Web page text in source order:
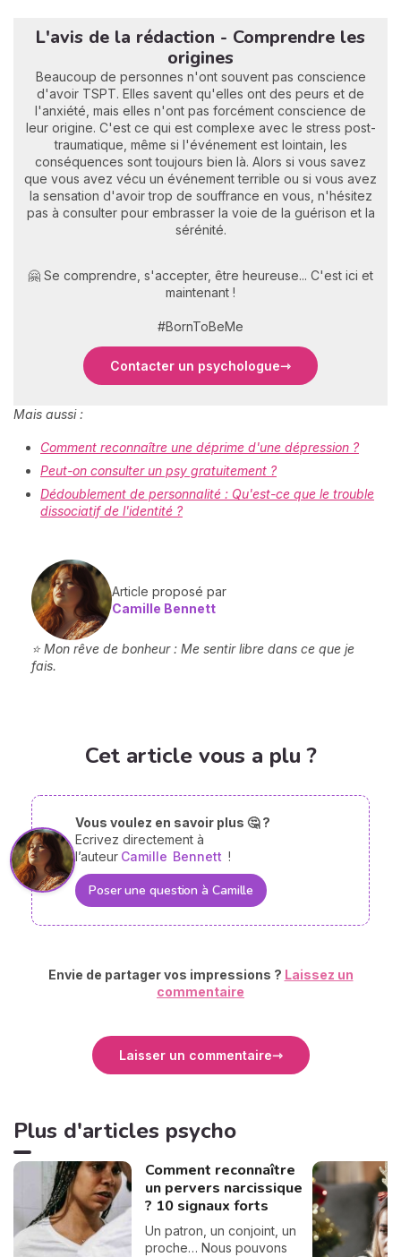
L'avis de la rédaction - Comprendre les
origines
Beaucoup de personnes n'ont souvent pas conscience
d'avoir TSPT. Elles savent qu'elles ont des peurs et de
l'anxiété, mais elles n'ont pas forcément conscience de
leur origine. C'est ce qui est complexe avec le stress post-
traumatique, même si l'événement est lointain, les
conséquences sont toujours bien là. Alors si vous savez
que vous avez vécu un événement terrible ou si vous avez
la sensation d'avoir trop de souffrance en vous, n'hésitez
pas à consulter pour embrasser la voie de la guérison et la
sérénité.
🤗 Se comprendre, s'accepter, être heureuse... C'est ici et
maintenant !
#BornToBeMe
Contacter un psychologue
Mais aussi :
Comment reconnaître une déprime d'une dépression ?
Peut-on consulter un psy gratuitement ?
Dédoublement de personnalité : Qu'est-ce que le trouble
dissociatif de l'identité ?
Article proposé par
Camille Bennett
⭐ Mon rêve de bonheur : Me sentir libre dans ce que je
fais.
Cet article vous a plu ?
Vous voulez en savoir plus 🤔 ?
Ecrivez directement à
l’auteur Camille Bennett !
Poser une question à Camille
Envie de partager vos impressions ? Laissez un
commentaire
Laisser un commentaire
Plus d'articles psycho
Comment reconnaître
un pervers narcissique
? 10 signaux forts
Un patron, un conjoint, un
proche… Nous pouvons